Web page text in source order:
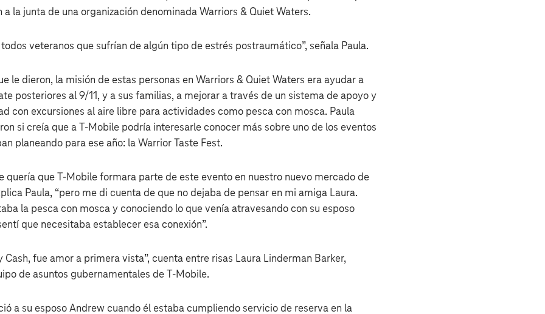
la junta de una organización denominada Warriors & Quiet Waters.
veteranos que sufrían de algún tipo de estrés postraumático”, señala Paula.
le dieron, la misión de estas personas en Warriors & Quiet Waters era ayudar a
posteriores al 9/11, y a sus familias, a mejorar a través de un sistema de apoyo y
con excursiones al aire libre para actividades como pesca con mosca. Paula
si creía que a T‑Mobile podría interesarle conocer más sobre uno de los eventos
planeando para ese año: la Warrior Taste Fest.
quería que T‑Mobile formara parte de este evento en nuestro nuevo mercado de
Paula, “pero me di cuenta de que no dejaba de pensar en mi amiga Laura.
la pesca con mosca y conociendo lo que venía atravesando con su esposo
que necesitaba establecer esa conexión”.
Cash, fue amor a primera vista”, cuenta entre risas Laura Linderman Barker,
de asuntos gubernamentales de T‑Mobile.
a su esposo Andrew cuando él estaba cumpliendo servicio de reserva en la